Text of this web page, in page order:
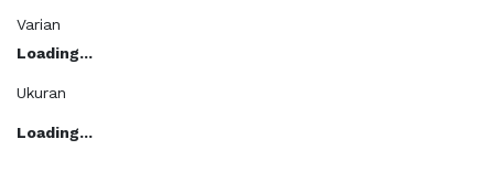
Varian
Loading...
Ukuran
Loading...